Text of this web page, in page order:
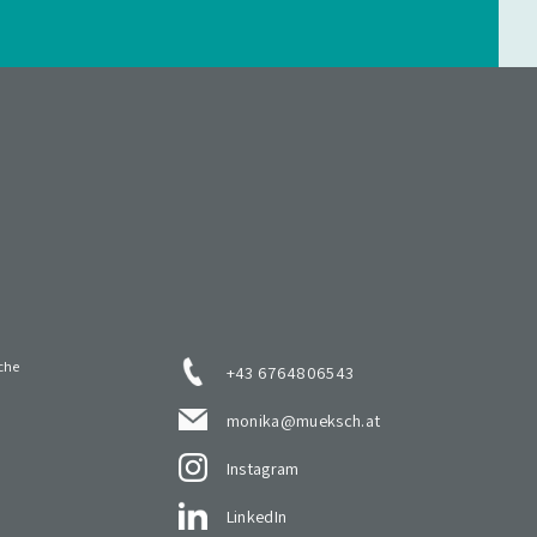
+43 6764806543
monika@mueksch.at
Instagram
LinkedIn